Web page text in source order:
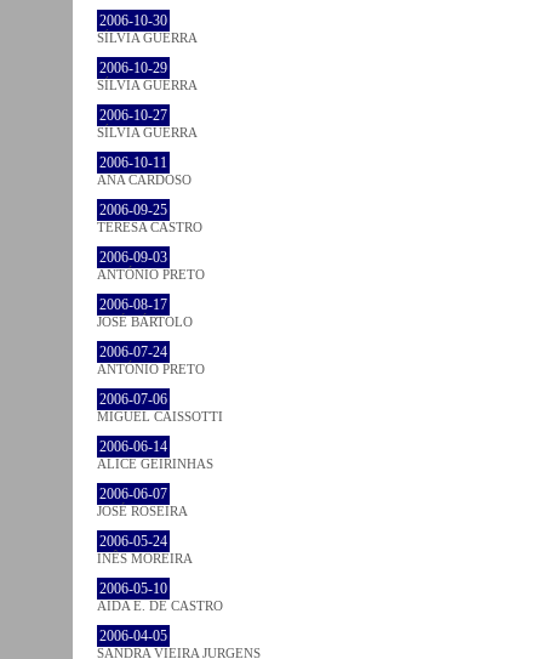
2006-10-30
SÍLVIA GUERRA
2006-10-29
SÍLVIA GUERRA
2006-10-27
SÍLVIA GUERRA
2006-10-11
ANA CARDOSO
2006-09-25
TERESA CASTRO
2006-09-03
ANTÓNIO PRETO
2006-08-17
JOSÉ BÁRTOLO
2006-07-24
ANTÓNIO PRETO
2006-07-06
MIGUEL CAISSOTTI
2006-06-14
ALICE GEIRINHAS
2006-06-07
JOSÉ ROSEIRA
2006-05-24
INÊS MOREIRA
2006-05-10
AIDA E. DE CASTRO
2006-04-05
SANDRA VIEIRA JURGENS